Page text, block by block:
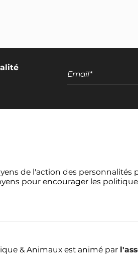
de l'action des personnalités
pour encourager les
& Animaux est animé par